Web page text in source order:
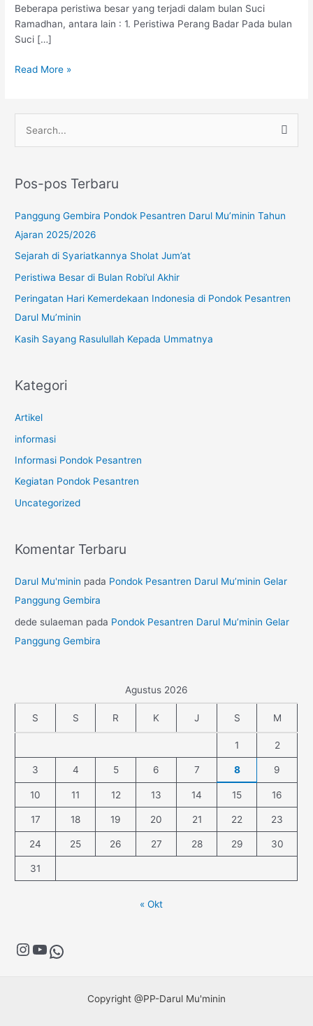
Beberapa peristiwa besar yang terjadi dalam bulan Suci
Ramadhan, antara lain : 1. Peristiwa Perang Badar Pada bulan
Suci […]
Read More »
i
k
:
Pos-pos Terbaru
Panggung Gembira Pondok Pesantren Darul Mu’minin Tahun
Ajaran 2025/2026
Sejarah di Syariatkannya Sholat Jum’at
Peristiwa Besar di Bulan Robi’ul Akhir
Peringatan Hari Kemerdekaan Indonesia di Pondok Pesantren
Darul Mu’minin
Kasih Sayang Rasulullah Kepada Ummatnya
Kategori
Artikel
informasi
Informasi Pondok Pesantren
Kegiatan Pondok Pesantren
Uncategorized
Komentar Terbaru
Darul Mu'minin pada Pondok Pesantren Darul Mu’minin Gelar
Panggung Gembira
dede sulaeman pada Pondok Pesantren Darul Mu’minin Gelar
Panggung Gembira
Agustus 2026
S S R K J S M
1 2
3 4 5 6 7 8 9
10 11 12 13 14 15 16
17 18 19 20 21 22 23
24 25 26 27 28 29 30
31
« Okt
InstagramYouTube WhatsApp
Copyright @PP-Darul Mu'minin